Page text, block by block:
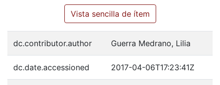
Vista sencilla de ítem
dc.contributor.author Guerra Medrano, Lilia
dc.date.accessioned 2017-04-06T17:23:41Z